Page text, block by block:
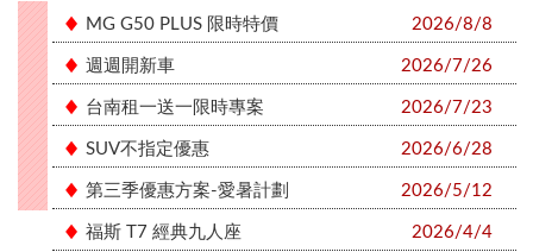
MG G50 PLUS 限時特價 2026/8/8
週週開新車 2026/7/26
台南租一送一限時專案 2026/7/23
SUV不指定優惠 2026/6/28
第三季優惠方案-愛暑計劃 2026/5/12
福斯 T7 經典九人座 2026/4/4